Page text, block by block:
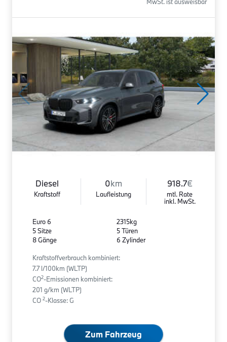
MwSt. ist ausweisbar
Diesel
Kraftstoff
0km
Laufleistung
918.7€
mtl. Rate
inkl. MwSt.
Euro 6
5 Sitze
8 Gänge
2315kg
5 Türen
6 Zylinder
Kraftstoffverbrauch kombiniert:
7.7 l/100km (WLTP)
CO2-Emissionen kombiniert:
201 g/km (WLTP)
CO 2-Klasse: G
Zum Fahrzeug